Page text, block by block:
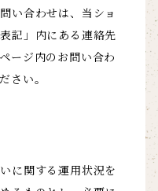
い合わせは、当ショ
記」内にある連絡先
ージ内のお問い合わ
さい。
に関する運用状況を